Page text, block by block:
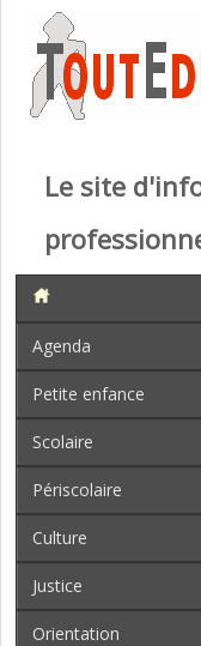
Le site
Agenda
Petite enfance
Scolaire
Périscolaire
Culture
Justice
Orientation